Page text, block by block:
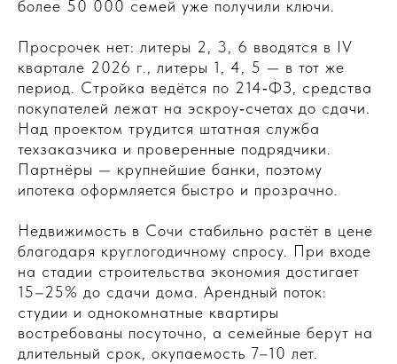
более 50 000 семей уже получили ключи.
Просрочек нет: литеры 2, 3, 6 вводятся в IV
квартале 2026 г., литеры 1, 4, 5 — в тот же
период. Стройка ведётся по 214‑ФЗ, средства
покупателей лежат на эскроу‑счетах до сдачи.
Над проектом трудится штатная служба
техзаказчика и проверенные подрядчики.
Партнёры — крупнейшие банки, поэтому
ипотека оформляется быстро и прозрачно.
Недвижимость в Сочи стабильно растёт в цене
благодаря круглогодичному спросу. При входе
на стадии строительства экономия достигает
15–25% до сдачи дома. Арендный поток:
студии и однокомнатные квартиры
востребованы посуточно, а семейные берут на
длительный срок, окупаемость 7–10 лет.